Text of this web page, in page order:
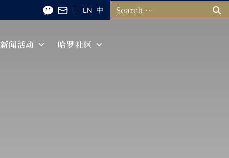
EN 中
搜索：
新闻活动 哈罗社区